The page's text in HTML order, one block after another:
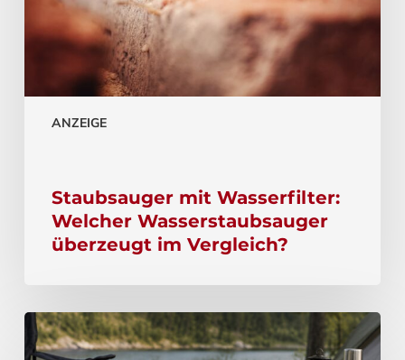
ANZEIGE
Staubsauger mit Wasserfilter:
Welcher Wasserstaubsauger
überzeugt im Vergleich?